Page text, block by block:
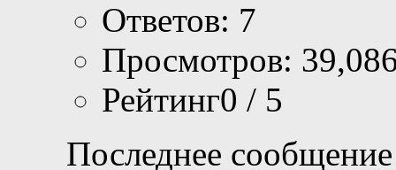
Ответов: 7
Просмотров:
Рейтинг0 / 5
Последнее